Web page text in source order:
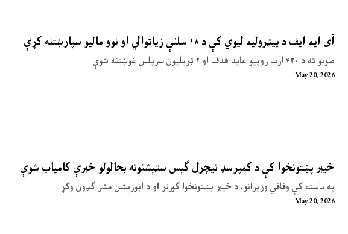
آی ایم ایف د پیټرولیم لیوي کې د ۱۸ سلنې زیاتوالي او نوو مالیو سپارښتنه کړې
صوبو ته د ۴۳۰ ارب روپیو عاید هدف او ۲ ټریلیون سرپلس غوښتنه شوې
May 20, 2026
خیبر پښتونخوا کې د کمپرسډ نیچرل ګېس سټېشنونه بحالولو خبرې کامیاب شوې
په ناسته کې وفاقي وزیرانو، د خیبر پښتونخوا ګورنر او د اپوزېشن مشر ګډون وکړ
May 20, 2026